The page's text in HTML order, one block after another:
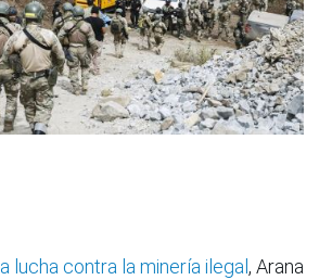
la lucha contra la minería ilegal, Arana